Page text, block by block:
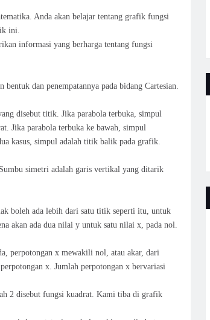
Anda akan belajar tentang grafik fungsi
ini.
informasi yang berharga tentang fungsi
dan penempatannya pada bidang Cartesian.
disebut titik. Jika parabola terbuka, simpul
Jika parabola terbuka ke bawah, simpul
kasus, simpul adalah titik balik pada grafik.
simetri adalah garis vertikal yang ditarik
boleh ada lebih dari satu titik seperti itu, untuk
akan ada dua nilai y untuk satu nilai x, pada nol.
perpotongan x mewakili nol, atau akar, dari
x. Jumlah perpotongan x bervariasi
2 disebut fungsi kuadrat. Kami tiba di grafik